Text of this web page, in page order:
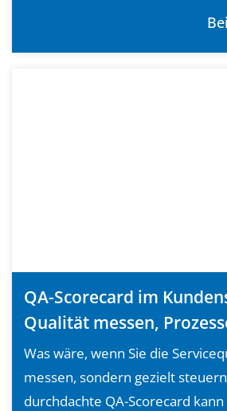
QA-Scorecard im
Qualität messen,
Was wäre, wenn Sie die
messen, sondern gezielt
durchdachte QA-Scorecard